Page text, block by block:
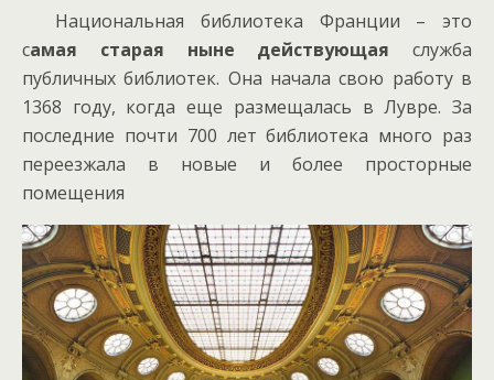
Национальная библиотека Франции – это
самая старая ныне действующая служба
публичных библиотек. Она начала свою работу в
1368 году, когда еще размещалась в Лувре. За
последние почти 700 лет библиотека много раз
переезжала в новые и более просторные
помещения